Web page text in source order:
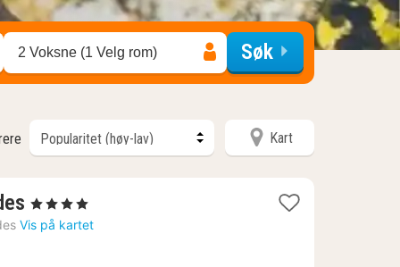
2 Voksne (1 Velg rom) Søk
Kart
1
natt
, 4 Stjerner
Vis på kartet